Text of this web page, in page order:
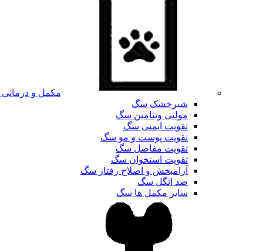
مکمل و
شیرخشک سگ
مولتی ویتامین سگ
تقویت ایمنی سگ
تقویت پوست و مو سگ
تقویت مفاصل سگ
تقویت استخوان سگ
آرامبخش و اصلاح رفتار سگ
ضد انگل سگ
سایر مکمل ها سگ